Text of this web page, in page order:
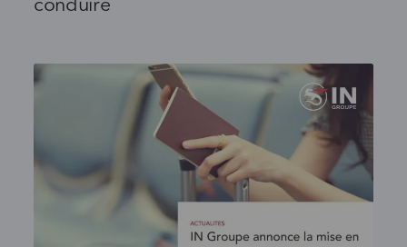
conduire